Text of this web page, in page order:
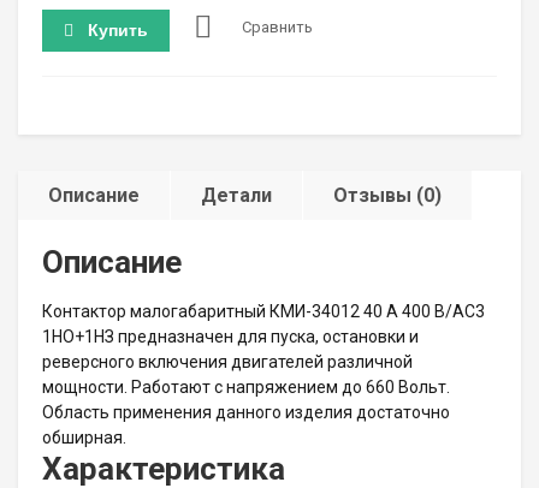
Купить Сравнить
Описание Детали Отзывы (0)
Описание
Контактор малогабаритный КМИ-34012 40 А 400 В/AC3
1НО+1НЗ предназначен для пуска, остановки и
реверсного включения двигателей различной
мощности. Работают с напряжением до 660 Вольт.
Область применения данного изделия достаточно
обширная.
Характеристика